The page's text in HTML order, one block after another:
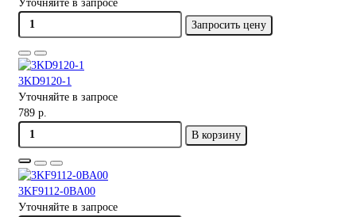
Уточняйте в запросе
Запросить цену
3KD9120-1
Уточняйте в запросе
789 р.
В корзину
3KF9112-0BA00
Уточняйте в запросе